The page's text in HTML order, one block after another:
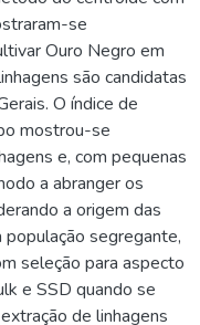
se
Ouro Negro em
são candidatas
O índice de
mostrou-se
e, com pequenas
a abranger os
a origem das
segregante,
seleção para aspecto
e SSD quando se
de linhagens